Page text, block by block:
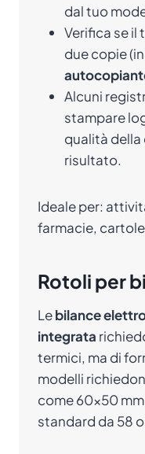
dal tuo
Verifica se il
due copie
Alcuni
stampare
qualità
risultato.
Ideale per:
farmacie,
Rotoli per
Lebilance
integrata
termici, ma di
modelli
come 60×50
standard da 58